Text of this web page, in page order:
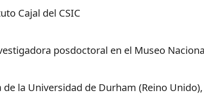
Cajal del CSIC
posdoctoral en el Museo
la Universidad de Durham (Reino